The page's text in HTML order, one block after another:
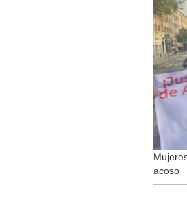
acoso